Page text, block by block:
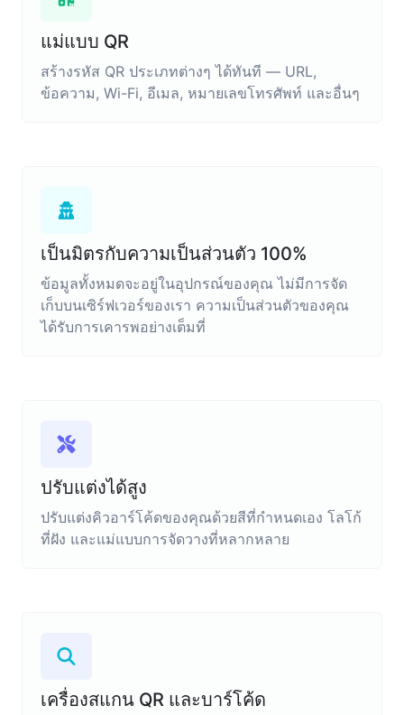
แม่แบบ QR
สร้างรหัส QR ประเภทต่างๆ ได้ทันที — URL,
ข้อความ, Wi-Fi, อีเมล, หมายเลขโทรศัพท์ และอื่นๆ
เป็นมิตรกับความเป็นส่วนตัว 100%
ข้อมูลทั้งหมดจะอยู่ในอุปกรณ์ของคุณ ไม่มีการจัด
เก็บบนเซิร์ฟเวอร์ของเรา ความเป็นส่วนตัวของคุณ
ได้รับการเคารพอย่างเต็มที่
ปรับแต่งได้สูง
ปรับแต่งคิวอาร์โค้ดของคุณด้วยสีที่กำหนดเอง โลโก้
ที่ฝัง และแม่แบบการจัดวางที่หลากหลาย
เครื่องสแกน QR และบาร์โค้ด